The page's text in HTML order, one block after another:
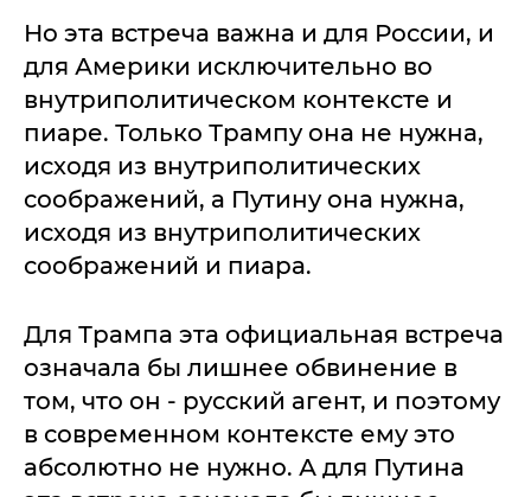
Но эта встреча важна и для России, и
для Америки исключительно во
внутриполитическом контексте и
пиаре. Только Трампу она не нужна,
исходя из внутриполитических
соображений, а Путину она нужна,
исходя из внутриполитических
соображений и пиара.
Для Трампа эта официальная встреча
означала бы лишнее обвинение в
том, что он - русский агент, и поэтому
в современном контексте ему это
абсолютно не нужно. А для Путина